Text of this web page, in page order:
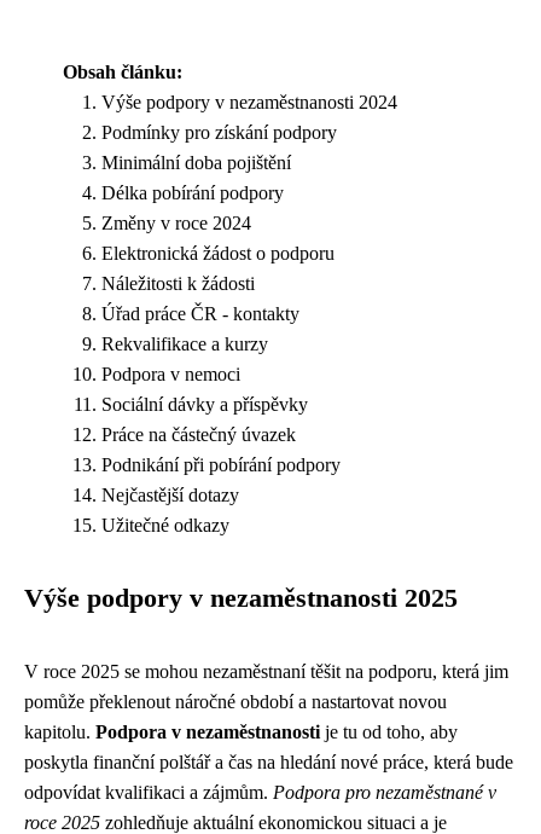
Obsah článku:
Výše podpory v nezaměstnanosti 2024
Podmínky pro získání podpory
Minimální doba pojištění
Délka pobírání podpory
Změny v roce 2024
Elektronická žádost o podporu
Náležitosti k žádosti
Úřad práce ČR - kontakty
Rekvalifikace a kurzy
Podpora v nemoci
Sociální dávky a příspěvky
Práce na částečný úvazek
Podnikání při pobírání podpory
Nejčastější dotazy
Užitečné odkazy
Výše podpory v nezaměstnanosti 2025
V roce 2025 se mohou nezaměstnaní těšit na podporu, která jim
pomůže překlenout náročné období a nastartovat novou
kapitolu. Podpora v nezaměstnanosti je tu od toho, aby
poskytla finanční polštář a čas na hledání nové práce, která bude
odpovídat kvalifikaci a zájmům. Podpora pro nezaměstnané v
roce 2025 zohledňuje aktuální ekonomickou situaci a je